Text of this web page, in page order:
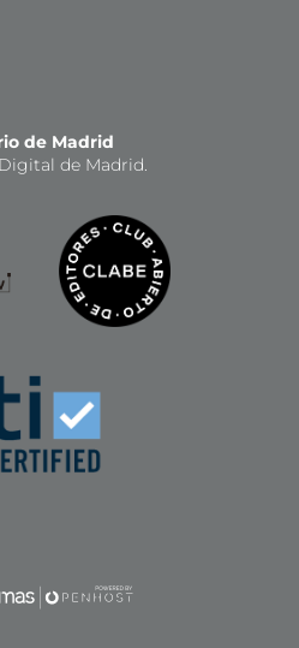
de Madrid
de Madrid.